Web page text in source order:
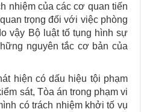
nhiệm của các cơ quan tiến
trọng đối với việc phòng
vậy Bộ luật tố tụng hình sự
nguyên tắc cơ bản của
hiện có dấu hiệu tội phạm
sát, Tòa án trong phạm vi
có trách nhiệm khởi tố vụ